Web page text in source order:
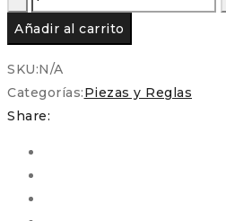
Regalo
-
Varios
importes
Añadir al carrito
SKU:N/A
Categorías:Piezas y Reglas
Share: